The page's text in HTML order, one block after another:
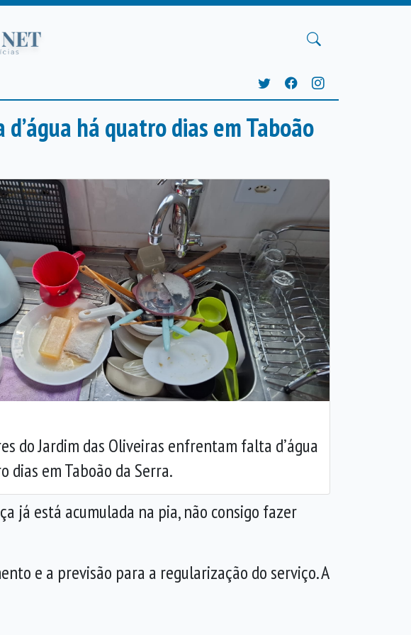
há quatro dias em Taboão
do Jardim das Oliveiras enfrentam falta d’água
dias em Taboão da Serra.
Próxima
já está acumulada na pia, não consigo fazer
e a previsão para a regularização do serviço. A